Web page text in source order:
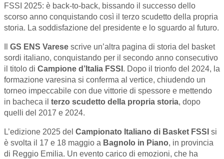
FSSI 2025: è back-to-back, bissando il successo dello
scorso anno conquistando così il terzo scudetto della propria
storia. La soddisfazione del presidente e lo sguardo al futuro.
GS ENS Varese scrive un’altra pagina di storia del basket
sordi italiano, conquistando per il secondo anno consecutivo
il titolo di Campione d’Italia FSSI . Dopo il trionfo del 2024, la
formazione varesina si conferma al vertice, chiudendo un
torneo impeccabile con due vittorie di spessore e mettendo
in bacheca il terzo scudetto della propria storia, dopo
quelli del 2017 e 2024.
L’edizione 2025 del Campionato Italiano di Basket FSSI si
è svolta il 17 e 18 maggio a Bagnolo in Piano, in provincia
di Reggio Emilia. Un evento carico di emozioni, che ha